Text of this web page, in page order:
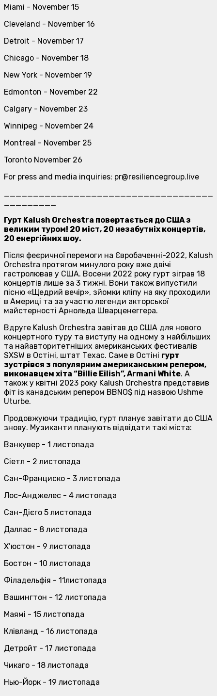
Miami - November 15
Cleveland - November 16
Detroit - November 17
Chicago - November 18
New York - November 19
Edmonton - November 22
Calgary - November 23
Winnipeg - November 24
Montreal - November 25
Toronto November 26
For press and media inquiries: pr@resiliencegroup.live
____________________________________
_________
Гурт Kalush Orchestra повертається до США з
великим туром! 20 міст, 20 незабутніх концертів,
20 енергійних шоу.
Після феєричної перемоги на Євробаченні-2022, Kalush
Orchestra протягом минулого року вже двічі
гастролював у США. Восени 2022 року гурт зіграв 18
концертів лише за 3 тижні. Вони також випустили
пісню «Щедрий вечір», зйомки кліпу на яку проходили
в Америці та за участю легенди акторської
майстерності Арнольда Шварценеггера.
Вдруге Kalush Orchestra завітав до США для нового
концертного туру та виступу на одному з найбільших
та найавторитетніших американських фестивалів
SXSW в Остіні, штат Техас. Саме в Остіні гурт
зустрівся з популярним американським репером,
виконавцем хіта “Billie Eilish”, Armani White. А
також у квітні 2023 року Kalush Orchestra представив
фіт із канадським репером BBNO$ під назвою Ushme
Uturbe.
Продовжуючи традицію, гурт планує завітати до США
знову. Музиканти планують відвідати такі міста:
Ванкувер - 1 листопада
Сіетл - 2 листопада
Сан-Франциско - 3 листопада
Лос-Анджелес - 4 листопада
Сан-Дієго 5 листопада
Даллас - 8 листопада
Х’юстон - 9 листопада
Бостон - 10 листопада
Філадельфія - 11листопада
Вашингтон - 12 листопада
Маямі - 15 листопада
Клівланд - 16 листопада
Детройт - 17 листопада
Чикаго - 18 листопада
Нью-Йорк - 19 листопада